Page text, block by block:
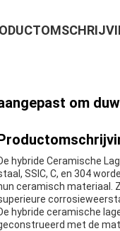
om
hybride Ceramische
SSIC, C, en 304
ceramisch materiaal.
hybride ceramische
met de